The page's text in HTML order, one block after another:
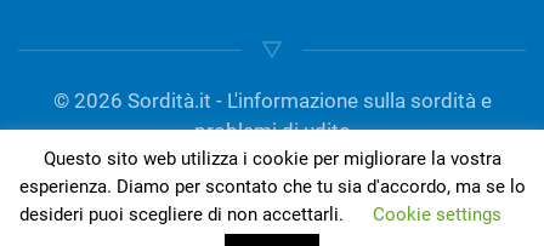
© 2026 Sordità.it - L'informazione sulla sordità e
problemi di udito
gestito da Del Bo Tecnologia per l’ascolto | P.IVA
01189420050
Questo sito web utilizza i cookie per migliorare la vostra
esperienza. Diamo per scontato che tu sia d'accordo, ma se lo
desideri puoi scegliere di non accettarli.
Cookie settings